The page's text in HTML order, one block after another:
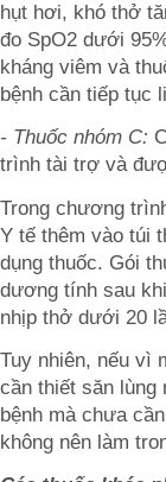
hụt hơi, khó thở
đo SpO2 dưới
kháng viêm và
bệnh cần tiếp tục
- Thuốc nhóm C:
trình tài trợ và
Trong chương
Y tế thêm vào túi
dụng thuốc. Gói
dương tính sau
nhịp thở dưới 20
Tuy nhiên, nếu vì
cần thiết săn lùng
bệnh mà chưa
không nên làm